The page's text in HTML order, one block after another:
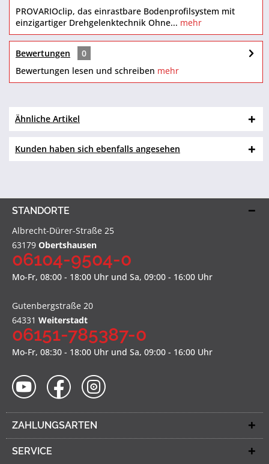
PROVARIOclip, das einrastbare Bodenprofilsystem mit
einzigartiger Drehgelenktechnik Ohne... mehr
Bewertungen
0
Bewertungen lesen und schreiben mehr
Ähnliche Artikel
Kunden haben sich ebenfalls angesehen
STANDORTE
Albrecht-Dürer-Straße 25
63179 Obertshausen
06104-9504-0
Mo-Fr, 08:00 - 18:00 Uhr und Sa, 09:00 - 16:00 Uhr
Gutenbergstraße 20
64331 Weiterstadt
06151-785387-0
Mo-Fr, 08:30 - 18:00 Uhr und Sa, 09:00 - 16:00 Uhr
ZAHLUNGSARTEN
SERVICE